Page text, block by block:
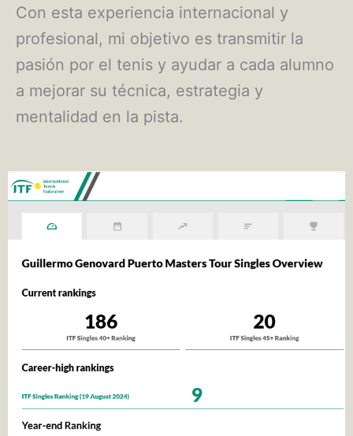
Con esta experiencia internacional y
profesional, mi objetivo es transmitir la
pasión por el tenis y ayudar a cada alumno
a mejorar su técnica, estrategia y
mentalidad en la pista.